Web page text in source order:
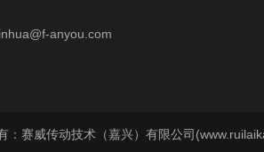
anyou.com
：赛威传动技术（嘉兴）有限公司